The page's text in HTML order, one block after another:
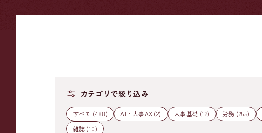
カテゴリで絞り込み
すべて (488) AI・人事AX (2) 人事基礎 (12) 労務 (255)
雑誌 (10)